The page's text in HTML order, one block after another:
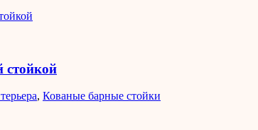
стойкой
, Кованые барные стойки